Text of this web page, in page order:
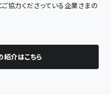
協力くださっている企業さまの
紹介はこちら